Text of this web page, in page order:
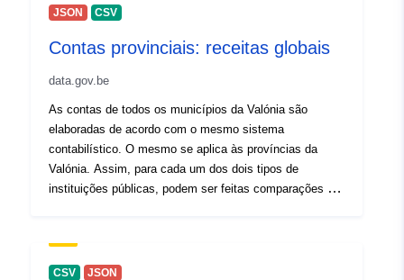
Espacial:
], [ 6.41, 50.85 ], [ 6.41, 49.49
Tipo: Polygon
Identificadores: 811502-2
http://data.europa.eu/88u/dataset/
Direitos de
JSON CSV
Contas provinciais: receitas globais
data.gov.be
As contas de todos os municípios da Valónia são
elaboradas de acordo com o mesmo sistema
contabilístico. O mesmo se aplica às províncias da
Valónia. Assim, para cada um dos dois tipos de
instituições públicas, podem ser feitas comparações ao
as províncias listadas no WalStat são: - Total das
receitas provinciais (ordinárias e extraordinárias) per
CSV JSON